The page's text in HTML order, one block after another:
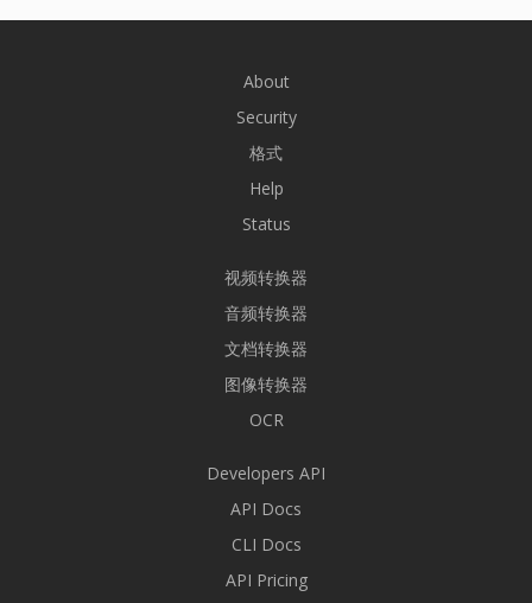
About
Security
格式
Help
Status
视频转换器
音频转换器
文档转换器
图像转换器
OCR
Developers API
API Docs
CLI Docs
API Pricing